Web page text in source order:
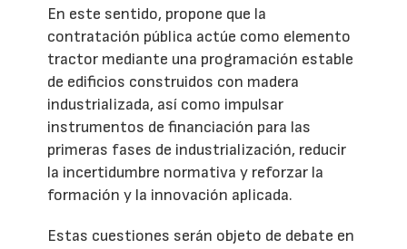
En este sentido, propone que la
contratación pública actúe como elemento
tractor mediante una programación estable
de edificios construidos con madera
industrializada, así como impulsar
instrumentos de financiación para las
primeras fases de industrialización, reducir
la incertidumbre normativa y reforzar la
formación y la innovación aplicada.
Estas cuestiones serán objeto de debate en